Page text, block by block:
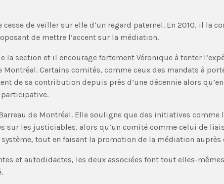
de veiller sur elle d’un regard paternel. En 2010, il la
de mettre l’accent sur la médiation.
section et il encourage fortement Véronique à tenter
Montréal. Certains comités, comme ceux des mandats à
de sa contribution depuis près d’une décennie alors qu’en
participative.
de Montréal. Elle souligne que des initiatives comme
sur les justiciables, alors qu’un comité comme celui de
tout en faisant la promotion de la médiation auprès
et autodidactes, les deux associées font tout elles-